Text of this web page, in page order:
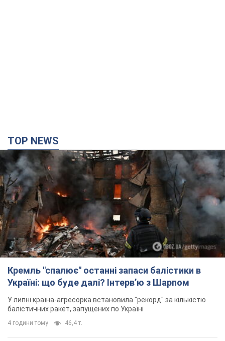
TOP NEWS
Кремль "спалює" останні запаси балістики в
Україні: що буде далі? Інтерв’ю з Шарпом
У липні країна-агресорка встановила "рекорд" за кількістю
балістичних ракет, запущених по Україні
4 години тому 46,4 т.